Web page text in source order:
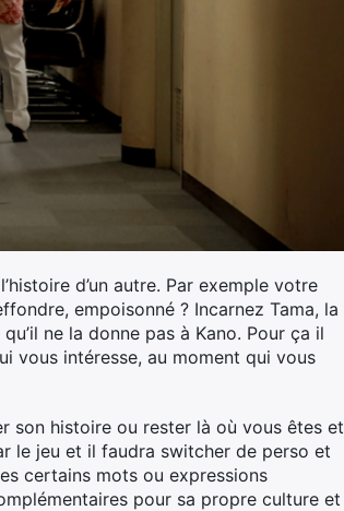
d’un autre. Par exemple votre
empoisonné ? Incarnez Tama, la
ne la donne pas à Kano. Pour ça il
vous intéresse, au moment qui vous
son histoire ou rester là où vous êtes et
le jeu et il faudra switcher de perso et
certains mots ou expressions
pour sa propre culture et